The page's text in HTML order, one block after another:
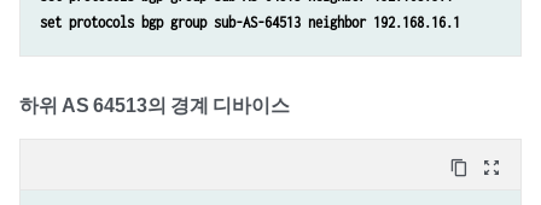
set protocols bgp group sub-AS-64513 neighbor 192.168.16.1
하위 AS 64513의 경계 디바이스
content_copy zoom_out_map